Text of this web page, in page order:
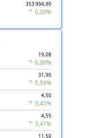
353 994,90
0,00%
19,08
6,00%
31,90
5,59%
4,50
3,45%
4,55
3,41%
11,50